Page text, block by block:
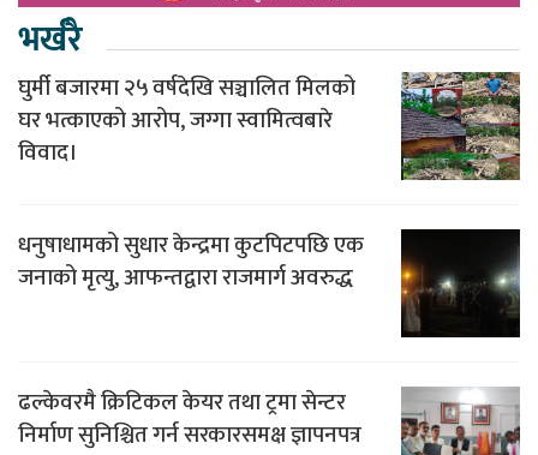
भर्खरै
घुर्मी बजारमा २५ वर्षदेखि सञ्चालित मिलको
घर भत्काएको आरोप, जग्गा स्वामित्वबारे
विवाद।
धनुषाधामको सुधार केन्द्रमा कुटपिटपछि एक
जनाको मृत्यु, आफन्तद्वारा राजमार्ग अवरुद्ध
ढल्केवरमै क्रिटिकल केयर तथा ट्रमा सेन्टर
निर्माण सुनिश्चित गर्न सरकारसमक्ष ज्ञापनपत्र